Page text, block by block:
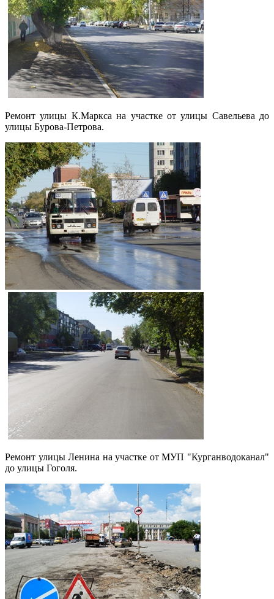
Ремонт улицы К.Маркса на участке от улицы Савельева до
улицы Бурова-Петрова.
Ремонт улицы Ленина на участке от МУП "Курганводоканал"
до улицы Гоголя.